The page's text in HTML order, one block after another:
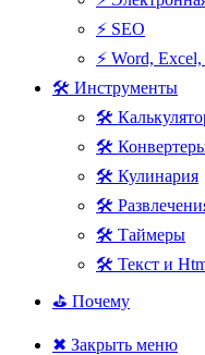
⚡ SEO
⚡ Word,
🛠 Инструменты
🛠
🛠
🛠 Кулинария
🛠
🛠 Таймеры
🛠 Текст и
⛳ Почему
✖ Закрыть меню